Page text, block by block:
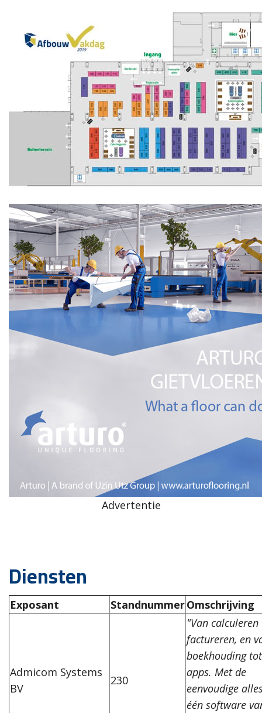
Advertentie
Diensten
Exposant StandnummerOmschrijving
Admicom Systems
BV
230
"Van
factureren, en
boekhouding tot
apps. Met de
eenvoudige
één software